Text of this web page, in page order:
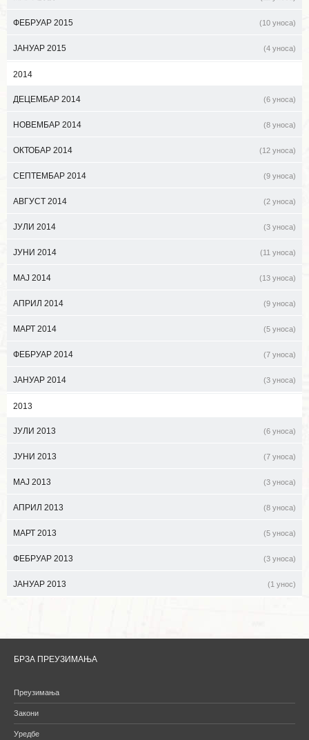
ФЕБРУАР 2015 (10 уноса)
ЈАНУАР 2015 (4 уноса)
2014
ДЕЦЕМБАР 2014 (6 уноса)
НОВЕМБАР 2014 (8 уноса)
ОКТОБАР 2014 (12 уноса)
СЕПТЕМБАР 2014 (9 уноса)
АВГУСТ 2014 (2 уноса)
ЈУЛИ 2014 (3 уноса)
ЈУНИ 2014 (11 уноса)
МАЈ 2014 (13 уноса)
АПРИЛ 2014 (9 уноса)
МАРТ 2014 (5 уноса)
ФЕБРУАР 2014 (7 уноса)
ЈАНУАР 2014 (3 уноса)
2013
ЈУЛИ 2013 (6 уноса)
ЈУНИ 2013 (7 уноса)
МАЈ 2013 (3 уноса)
АПРИЛ 2013 (8 уноса)
МАРТ 2013 (5 уноса)
ФЕБРУАР 2013 (3 уноса)
ЈАНУАР 2013 (1 унос)
БРЗА ПРЕУЗИМАЊА
Преузимања
Закони
Уредбе